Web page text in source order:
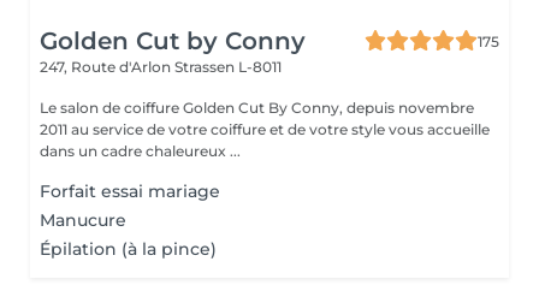
Golden Cut by Conny
175
247, Route d'Arlon Strassen L-8011
Le salon de coiffure Golden Cut By Conny, depuis novembre
2011 au service de votre coiffure et de votre style vous accueille
dans un cadre chaleureux ...
Forfait essai mariage
Manucure
Épilation (à la pince)